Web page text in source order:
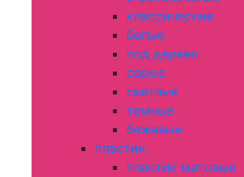
классические
белые
под дерево
серые
светлые
темные
бежевые
пластик
пластик матовые